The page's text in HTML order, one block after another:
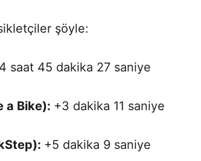
şöyle:
saat 45 dakika 27 saniye
a Bike): +3 dakika 11 saniye
+5 dakika 9 saniye